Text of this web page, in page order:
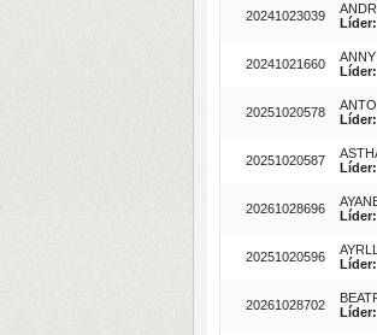
20241023039
Líder:
20241021660
Líder:
20251020578
Líder:
20251020587
Líder:
20261028696
Líder:
20251020596
Líder:
20261028702
Líder: